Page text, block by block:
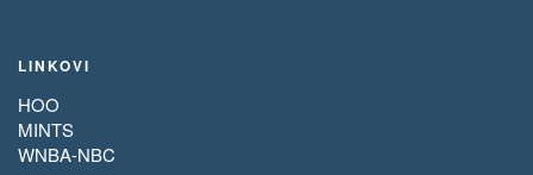
LINKOVI
HOO
MINTS
WNBA-NBC